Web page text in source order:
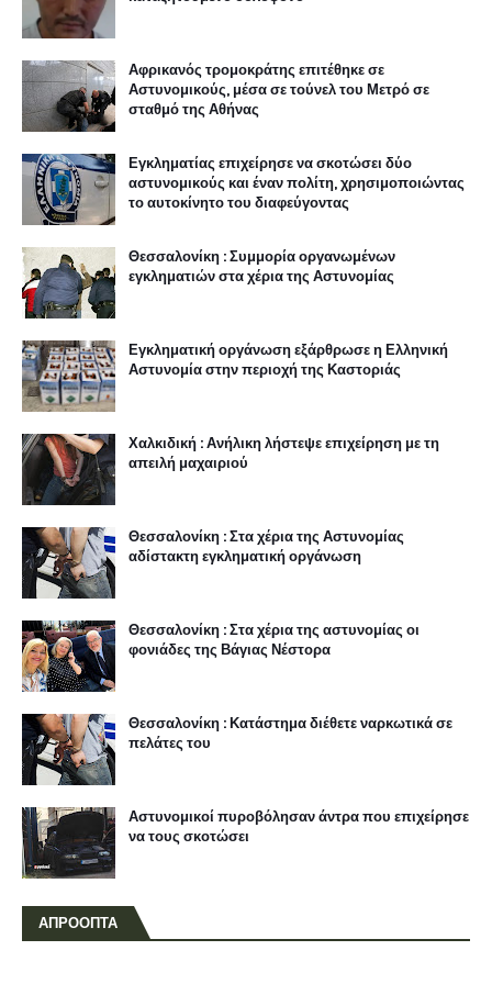
Αφρικανός τρομοκράτης επιτέθηκε σε
Αστυνομικούς, μέσα σε τούνελ του Μετρό σε
σταθμό της Αθήνας
Εγκληματίας επιχείρησε να σκοτώσει δύο
αστυνομικούς και έναν πολίτη, χρησιμοποιώντας
το αυτοκίνητο του διαφεύγοντας
Θεσσαλονίκη : Συμμορία οργανωμένων
εγκληματιών στα χέρια της Αστυνομίας
Εγκληματική οργάνωση εξάρθρωσε η Ελληνική
Αστυνομία στην περιοχή της Καστοριάς
Χαλκιδική : Ανήλικη λήστεψε επιχείρηση με τη
απειλή μαχαιριού
Θεσσαλονίκη : Στα χέρια της Αστυνομίας
αδίστακτη εγκληματική οργάνωση
Θεσσαλονίκη : Στα χέρια της αστυνομίας οι
φονιάδες της Βάγιας Νέστορα
Θεσσαλονίκη : Κατάστημα διέθετε ναρκωτικά σε
πελάτες του
Αστυνομικοί πυροβόλησαν άντρα που επιχείρησε
να τους σκοτώσει
ΑΠΡΟΟΠΤΑ